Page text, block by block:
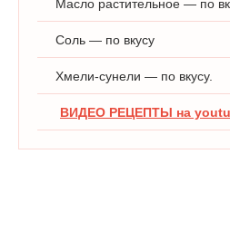
Масло растительное — по
Соль — по вкусу
Хмели-сунели — по вкусу.
ВИДЕО РЕЦЕПТЫ на